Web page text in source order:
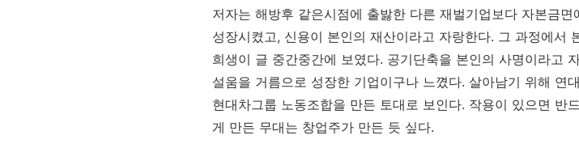
저자는 해방후 같은시점에 출밣한 다른 재벌기업보다 자본금
성장시켰고, 신용이 본인의 재산이라고 자랑한다. 그 과정에서
희생이 글 중간중간에 보였다. 공기단축을 본인의 사명이라고
설움을 거름으로 성장한 기업이구나 느꼈다. 살아남기 위해 연
현대차그룹 노동조합을 만든 토대로 보인다. 작용이 있으면 반
게 만든 무대는 창업주가 만든 듯 싶다.